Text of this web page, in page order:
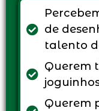
de
talento
Querem
Querem